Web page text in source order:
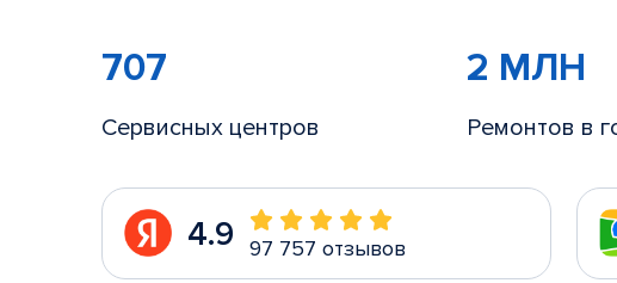
707
Сервисных центров
2 МЛН
Ремонтов в
4.9 97 757 отзывов